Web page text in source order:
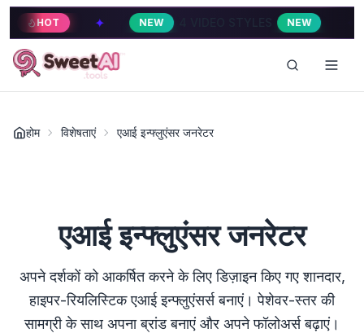
NEW 4 VIDEO STYLES HOT
होम विशेषताएं एआई इन्फ्लुएंसर जनरेटर
एआई इन्फ्लुएंसर जनरेटर
अपने दर्शकों को आकर्षित करने के लिए डिज़ाइन किए गए शानदार,
हाइपर-रियलिस्टिक एआई इन्फ्लुएंसर्स बनाएं। पेशेवर-स्तर की
सामग्री के साथ अपना ब्रांड बनाएं और अपने फॉलोअर्स बढ़ाएं।